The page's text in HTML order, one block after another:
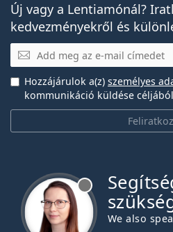
Új vagy a Lentiamónál?
kedvezményekről és
E-mail
Hozzájárulok a(z) személyes
kommunikáció küldése
We also